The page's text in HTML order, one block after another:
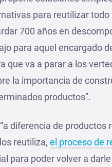
para reutilizar todo
700 años en
para aquel encargado
que va a parar a los
la importancia de
productos”.
diferencia de productos
reutiliza, el proceso de
para poder volver a